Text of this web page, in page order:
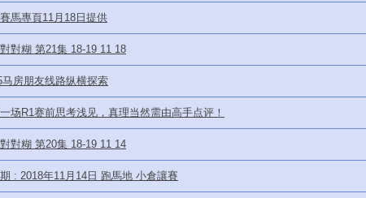
馬專頁11月18日提供
對糊 第21集 18-19 11 18
马房朋友线路纵横探索
场R1赛前思考浅见，真理当然需由高手点评！
對糊 第20集 18-19 11 14
: 2018年11月14日 跑馬地 小倉讓賽